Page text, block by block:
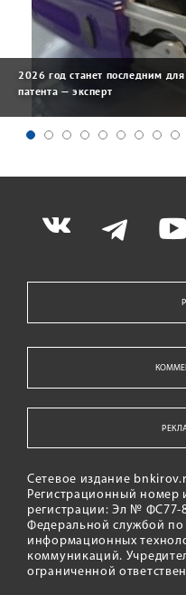
2026 год станет последним
патента — эксперт
Сетевое издание
Регистрационный номер
регистрации: Эл № ФС77-
Федеральной службой по
информационных
коммуникаций.
ограниченной